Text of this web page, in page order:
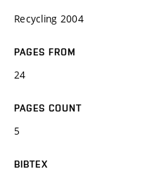
Recycling 2004
PAGES FROM
24
PAGES COUNT
5
BIBTEX